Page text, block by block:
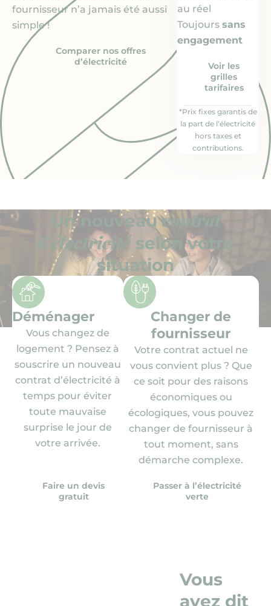
fournisseur n’a jamais été aussi
simple !
Comparer nos offres
d’électricité
au réel
Toujours sans
engagement
Voir les
grilles
tarifaires
*Prix fixes garantis de
la part de l’électricité
hors taxes et
contributions.
Un nouveaucontrat
d’électricitéselon votre
situation
Déménager
Vous changez de
logement ? Pensez à
souscrire un nouveau
contrat d’électricité à
temps pour éviter
toute mauvaise
surprise le jour de
votre arrivée.
Faire un devis
gratuit
Changer de
fournisseur
Votre contrat actuel ne
vous convient plus ? Que
ce soit pour des raisons
économiques ou
écologiques, vous pouvez
changer de fournisseur à
tout moment, sans
démarche complexe.
Passer à l’électricité
verte
Vous
avez dit